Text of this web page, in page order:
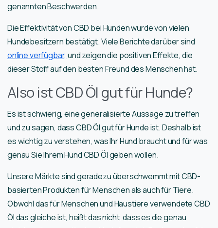
genannten Beschwerden.
Die Effektivität von CBD bei Hunden wurde von vielen
Hundebesitzern bestätigt. Viele Berichte darüber sind
online verfügbar, und zeigen die positiven Effekte, die
dieser Stoff auf den besten Freund des Menschen hat.
Also ist CBD Öl gut für Hunde?
Es ist schwierig, eine generalisierte Aussage zu treffen
und zu sagen, dass CBD Öl gut für Hunde ist. Deshalb ist
es wichtig zu verstehen, was Ihr Hund braucht und für was
genau Sie Ihrem Hund CBD Öl geben wollen.
Unsere Märkte sind geradezu überschwemmt mit CBD-
basierten Produkten für Menschen als auch für Tiere.
Obwohl das für Menschen und Haustiere verwendete CBD
Öl das gleiche ist, heißt das nicht, dass es die genau